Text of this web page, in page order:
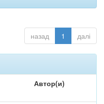
назад 1 далі
Автор(и)